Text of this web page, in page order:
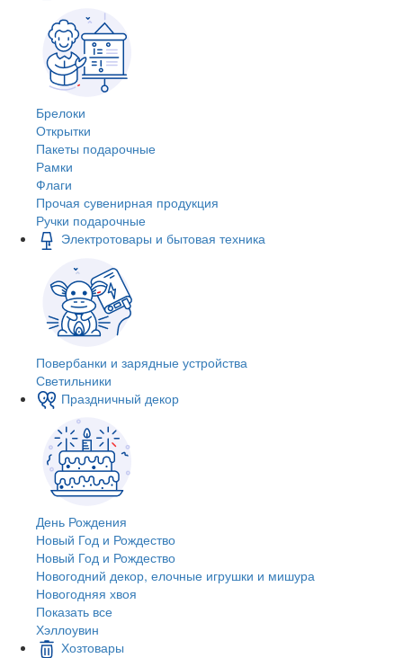
Брелоки
Открытки
Пакеты подарочные
Рамки
Флаги
Прочая сувенирная продукция
Ручки подарочные
Электротовары и бытовая техника
Повербанки и зарядные устройства
Светильники
Праздничный декор
День Рождения
Новый Год и Рождество
Новый Год и Рождество
Новогодний декор, елочные игрушки и мишура
Новогодняя хвоя
Показать все
Хэллоувин
Хозтовары